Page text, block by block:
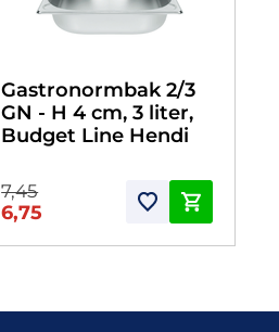
Gastronormbak 2/3
GN - H 4 cm, 3 liter,
Budget Line Hendi
7,45
6,75